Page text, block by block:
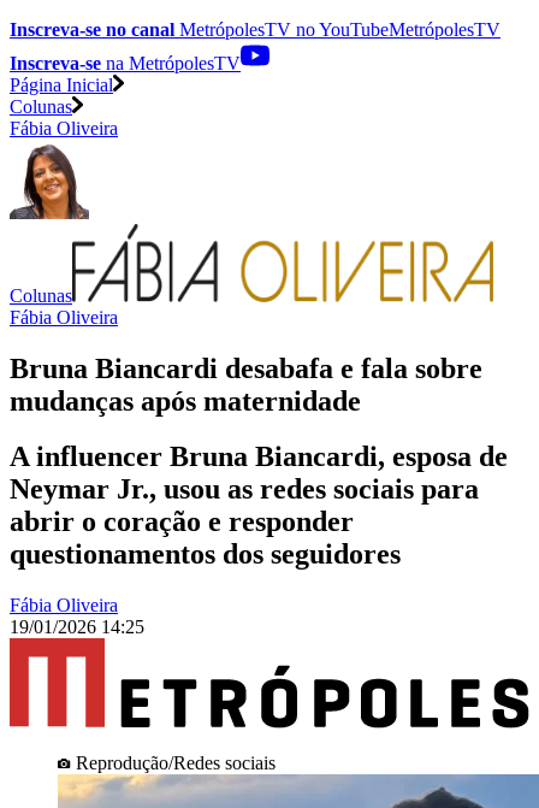
Inscreva-se no canal MetrópolesTV noYouTubeMetrópolesTV
Inscreva-se na MetrópolesTV
Página Inicial
Colunas
Fábia Oliveira
Colunas
Fábia Oliveira
Bruna Biancardi desabafa e fala sobre
mudanças após maternidade
A influencer Bruna Biancardi, esposa de
Neymar Jr., usou as redes sociais para
abrir o coração e responder
questionamentos dos seguidores
Fábia Oliveira
19/01/2026 14:25
Reprodução/Redes sociais